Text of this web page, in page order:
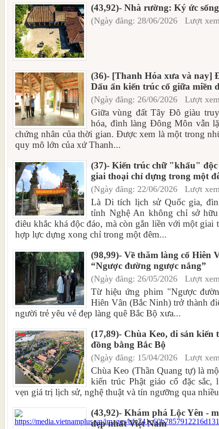
(43,92)- Nhà rường: Ký ức
(Ngày đăng: 28/06/2026 Lượt
(36)- [Thanh Hóa xưa và nay]
Dấu ấn kiến trúc cổ giữa miền
(Ngày đăng: 26/06/2026 Lượt
Giữa vùng đất Tây Đô giàu
hóa, đình làng Đông Môn vẫn
chứng nhân của thời gian. Được xem là một trong
quy mô lớn của xứ Thanh...
(37)- Kiến trúc chữ "khẩu" độc
giai thoại chỉ dựng trong một
(Ngày đăng: 22/06/2026 Lượt
Là Di tích lịch sử Quốc gia,
tỉnh Nghệ An không chỉ sở
điêu khắc khá độc đáo, mà còn gắn liền với một giai
hợp lực dựng xong chỉ trong một đêm...
(98,99)- Về thăm làng cổ Hiên
“Ngược đường ngược nắng”
(Ngày đăng: 26/05/2026 Lượt
Từ hiệu ứng phim "Ngược
Hiên Vân (Bắc Ninh) trở thành
người trẻ yêu vẻ đẹp làng quê Bắc Bộ xưa...
(17,89)- Chùa Keo, di sản kiến
đồng bằng Bắc Bộ
(Ngày đăng: 15/04/2026 Lượt
Chùa Keo (Thần Quang tự) là
kiến trúc Phật giáo cổ đặc
vẹn giá trị lịch sử, nghệ thuật và tín ngưỡng qua
(43,92)- Khám phá Lộc Yên -
đẹp nhất Việt Nam